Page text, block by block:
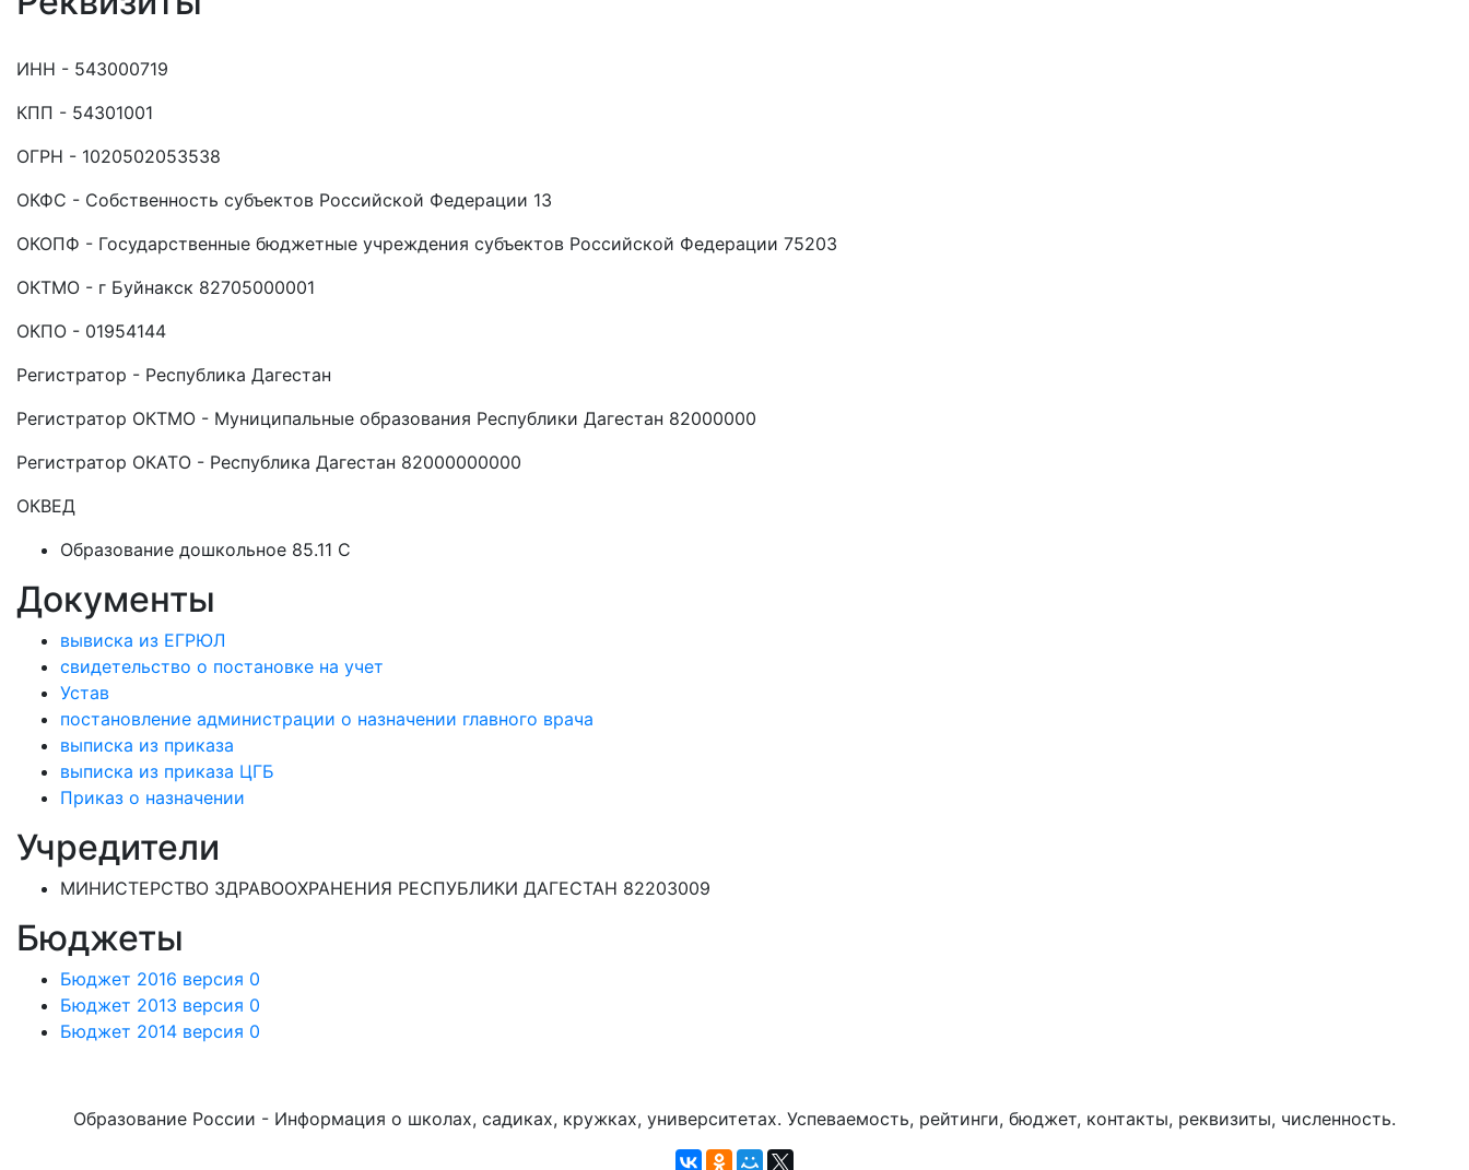
ИНН - 543000719
КПП - 54301001
ОГРН - 1020502053538
ОКФС - Собственность субъектов Российской Федерации 13
ОКОПФ - Государственные бюджетные учреждения субъектов Российской Федерации 75203
ОКТМО - г Буйнакск 82705000001
ОКПО - 01954144
Регистратор - Республика Дагестан
Регистратор ОКТМО - Муниципальные образования Республики Дагестан 82000000
Регистратор ОКАТО - Республика Дагестан 82000000000
ОКВЕД
Образование дошкольное 85.11 C
Документы
вывиска из ЕГРЮЛ
свидетельство о постановке на учет
Устав
постановление администрации о назначении главного врача
выписка из приказа
выписка из приказа ЦГБ
Приказ о назначении
Учредители
МИНИСТЕРСТВО ЗДРАВООХРАНЕНИЯ РЕСПУБЛИКИ ДАГЕСТАН 82203009
Бюджеты
Бюджет 2016 версия 0
Бюджет 2013 версия 0
Бюджет 2014 версия 0
Образование России - Информация о школах, садиках, кружках, университетах. Успеваемость, рейтинги, бюджет, контакты, реквизиты, численность.